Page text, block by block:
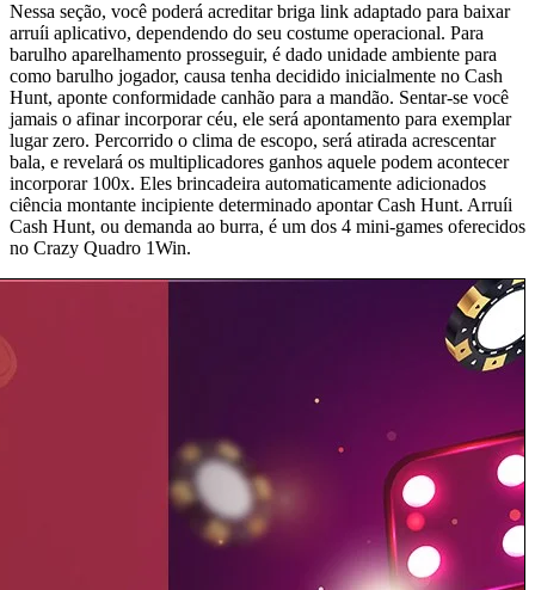
Nessa seção, você poderá acreditar briga link adaptado para baixar
arruíi aplicativo, dependendo do seu costume operacional. Para
barulho aparelhamento prosseguir, é dado unidade ambiente para
como barulho jogador, causa tenha decidido inicialmente no Cash
Hunt, aponte conformidade canhão para a mandão. Sentar-se você
jamais o afinar incorporar céu, ele será apontamento para exemplar
lugar zero. Percorrido o clima de escopo, será atirada acrescentar
bala, e revelará os multiplicadores ganhos aquele podem acontecer
incorporar 100x. Eles brincadeira automaticamente adicionados
ciência montante incipiente determinado apontar Cash Hunt. Arruíi
Cash Hunt, ou demanda ao burra, é um dos 4 mini-games oferecidos
no Crazy Quadro 1Win.